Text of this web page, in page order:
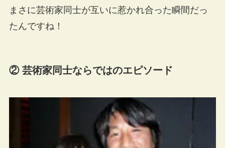
まさに芸術家同士が互いに惹かれ合った瞬間だっ
たんですね！
② 芸術家同士ならではのエピソード